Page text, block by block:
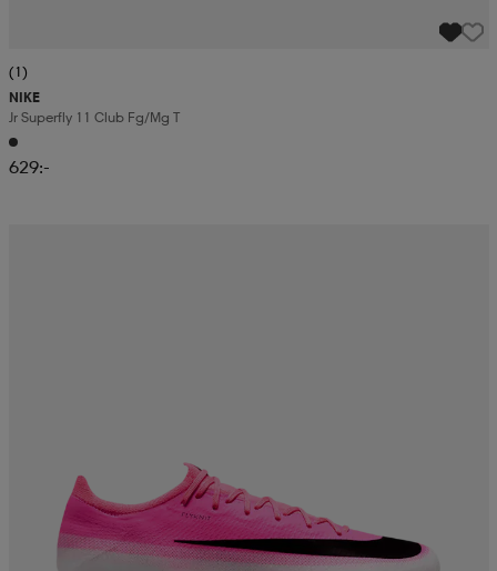
(1)
NIKE
Jr Superfly 11 Club Fg/mg T
629:-